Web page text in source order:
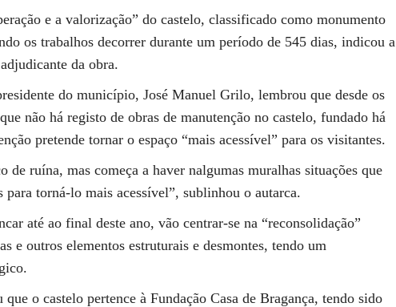
e a valorização” do castelo, classificado como monumento
os trabalhos decorrer durante um período de 545 dias, indicou a
da obra.
do município, José Manuel Grilo, lembrou que desde os
não há registo de obras de manutenção no castelo, fundado há
pretende tornar o espaço “mais acessível” para os visitantes.
de ruína, mas começa a haver nalgumas muralhas situações que
para torná-lo mais acessível”, sublinhou o autarca.
até ao final deste ano, vão centrar-se na “reconsolidação”
e outros elementos estruturais e desmontes, tendo um
o castelo pertence à Fundação Casa de Bragança, tendo sido